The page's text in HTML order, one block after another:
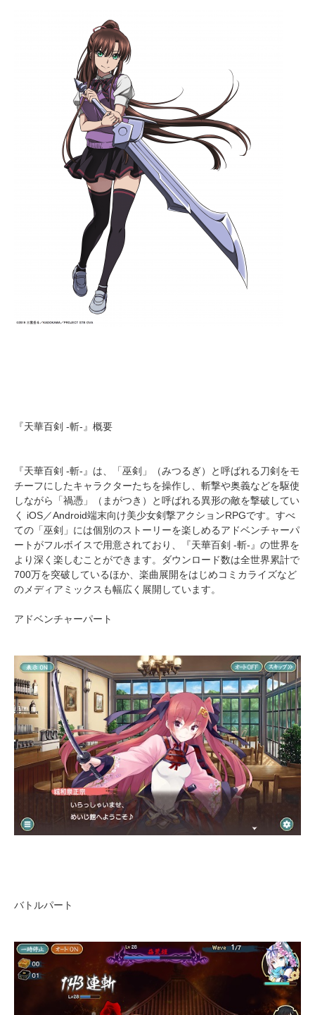
『天華百剣 -斬-』概要
『天華百剣 -斬-』は、「巫剣」（みつるぎ）と呼ばれる刀剣をモ
チーフにしたキャラクターたちを操作し、斬撃や奥義などを駆使
しながら「禍憑」（まがつき）と呼ばれる異形の敵を撃破してい
く iOS／Android端末向け美少女剣撃アクションRPGです。すべ
ての「巫剣」には個別のストーリーを楽しめるアドベンチャーパ
ートがフルボイスで用意されており、『天華百剣 -斬-』の世界を
より深く楽しむことができます。ダウンロード数は全世界累計で
700万を突破しているほか、楽曲展開をはじめコミカライズなど
のメディアミックスも幅広く展開しています。
アドベンチャーパート
バトルパート